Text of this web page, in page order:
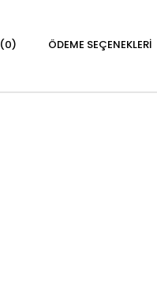
(0) ÖDEME SEÇENEKLERI